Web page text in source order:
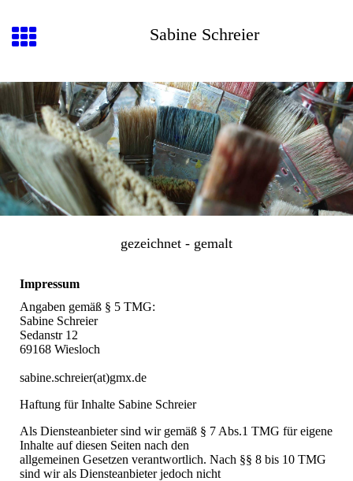
Sabine Schreier
gezeichnet - gemalt
Impressum
Angaben gemäß § 5 TMG:
Sabine Schreier
Sedanstr 12
69168 Wiesloch
sabine.schreier(at)gmx.de
Haftung für Inhalte Sabine Schreier
Als Diensteanbieter sind wir gemäß § 7 Abs.1 TMG für eigene
Inhalte auf diesen Seiten nach den
allgemeinen Gesetzen verantwortlich. Nach §§ 8 bis 10 TMG
sind wir als Diensteanbieter jedoch nicht